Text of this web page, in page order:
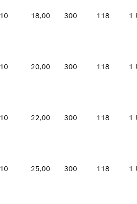
10 18,00 300 118 1
10 20,00 300 118 1
10 22,00 300 118 1
10 25,00 300 118 1